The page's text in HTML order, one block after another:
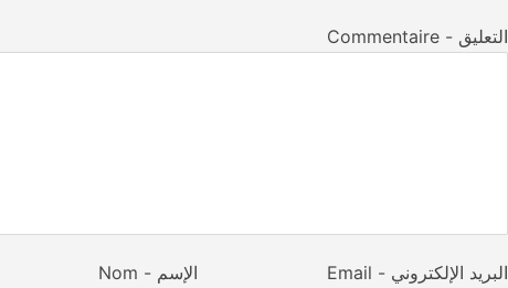
Commentaire - التعليق
Nom - الإسم Email - البريد الإلكتروني